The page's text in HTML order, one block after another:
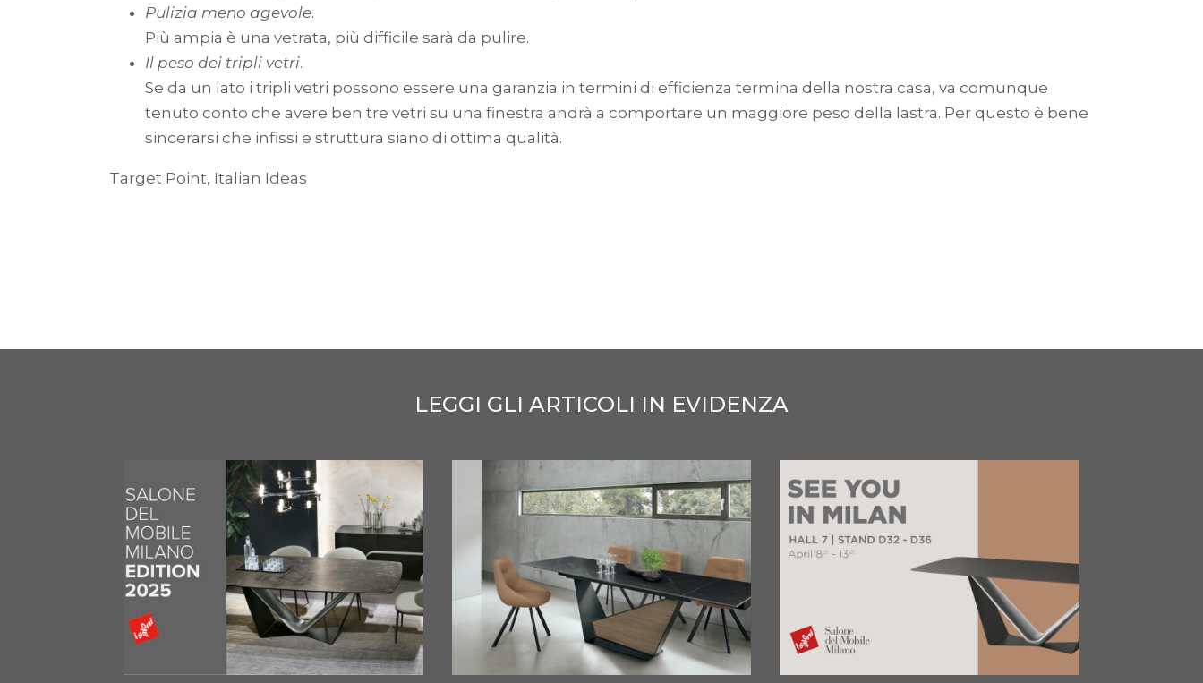
Pulizia meno agevole.
Più ampia è una vetrata, più difficile sarà da pulire.
Il peso dei tripli vetri.
Se da un lato i tripli vetri possono essere una garanzia in termini di efficienza termina della nostra casa, va comunque
tenuto conto che avere ben tre vetri su una finestra andrà a comportare un maggiore peso della lastra. Per questo è bene
sincerarsi che infissi e struttura siano di ottima qualità.
Target Point, Italian Ideas
LEGGI GLI ARTICOLI IN EVIDENZA